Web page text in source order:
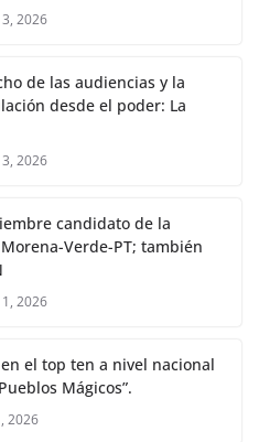
2026
de las audiencias y la
desde el poder: La
2026
candidato de la
Verde-PT; también
2026
el top ten a nivel nacional
Mágicos”.
2026